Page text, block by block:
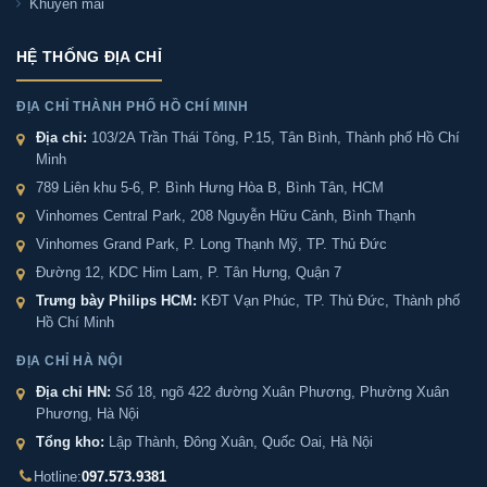
hành xử lý cũng như giao hàng theo yêu cầu của quý
khách hàng
- Cách 2: Quý khách hàng liên hệ trực tiếp với nhân
viên két sắt chúng tôi qua zalo hoặc số điện thoại
097.573.9381, chúng tôi sẽ tư vấn các mẫu loại két phù
hợp với yêu cầu của quý khách hàng sau đó chúng tôi
sẽ tiến hành gửi hàng cho quý khách hàng.
- Cách 3: Quý khách hàng xem trực tiếp tại địa chỉ gần
nhất nơi quý khách hàng đang ở, chú ý để tiếp kiệm
thời gian trước khi đến quý khách hàng hãy liên hệ
trước với chúng tôi để kiểm tra mẫu sản phẩm của quý
khách hàng còn hàng tại hệ thống kho không,
nếu còn hàng chúng tôi sẽ báo lại để quý khách hàng
có thể qua xem trực tiếp, trường hợp không có két sắt
Khuyến mãi
HỆ THỐNG ĐỊA CHỈ
ĐỊA CHỈ THÀNH PHỐ HỒ CHÍ MINH
Địa chỉ: 103/2A Trần Thái Tông, P.15, Tân Bình, Thành phố Hồ Chí
Minh
789 Liên khu 5-6, P. Bình Hưng Hòa B, Bình Tân, HCM
Vinhomes Central Park, 208 Nguyễn Hữu Cảnh, Bình Thạnh
Vinhomes Grand Park, P. Long Thạnh Mỹ, TP. Thủ Đức
Đường 12, KDC Him Lam, P. Tân Hưng, Quận 7
Trưng bày Philips HCM: KĐT Vạn Phúc, TP. Thủ Đức, Thành phố
Hồ Chí Minh
ĐỊA CHỈ HÀ NỘI
Địa chỉ HN: Số 18, ngõ 422 đường Xuân Phương, Phường Xuân
Phương, Hà Nội
Tổng kho: Lập Thành, Đông Xuân, Quốc Oai, Hà Nội
Hotline:097.573.9381